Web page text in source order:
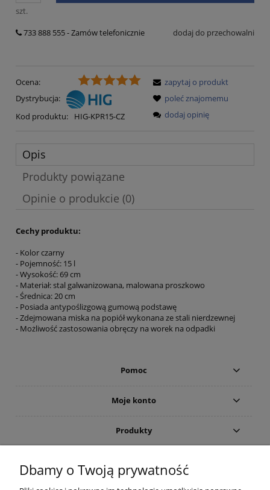
szt.
733 888 555 - Zamów telefonicznie dodaj do przechowalni
Ocena:
Dystrybucja:
Kod produktu:
HIG-KPR15-CZ
zapytaj o produkt
poleć znajomemu
dodaj opinię
Opis
Produkty powiązane
Opinie o produkcie (0)
Cechy produktu:
- Kolor czarny
- Pojemność: 15 l
- Wysokość: 69 cm
- Materiał: stal galwanizowana, malowana proszkowo
- Średnica: 20 cm
- Posiada antypoślizgową gumową podstawę
- Zdejmowana miska na popiół wykonana ze stali nierdzewnej
- Możliwość zastosowania obręczy na worek na odpadki
Pomoc
Moje konto
Produkty
Dbamy o Twoją prywatność